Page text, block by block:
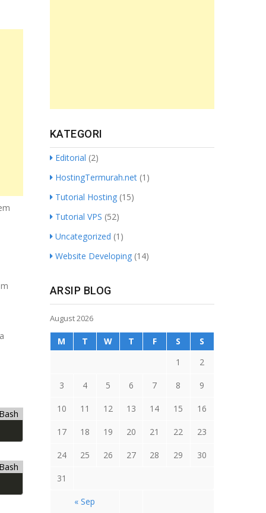
KATEGORI
Editorial (2)
HostingTermurah.net(1)
Tutorial Hosting(15)
Tutorial VPS (52)
Uncategorized (1)
Website Developing(14)
ARSIP BLOG
August 2026
M T W T F S S
« Sep
1 2
3 4 5 6 7 8 9
10 11 12 13 14 15 16
17 18 19 20 21 22 23
24 25 26 27 28 29 30
31